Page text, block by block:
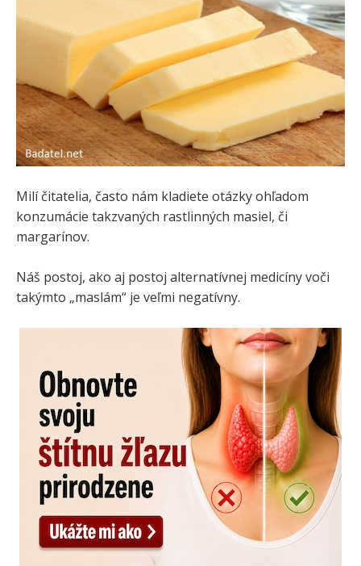
Milí čitatelia, často nám kladiete otázky ohľadom
konzumácie takzvaných rastlinných masiel, či
margarínov.
Náš postoj, ako aj postoj alternatívnej medicíny voči
takýmto „maslám“ je veľmi negatívny.